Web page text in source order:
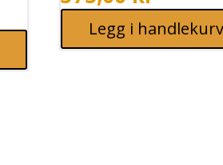
Legg i handlekurv